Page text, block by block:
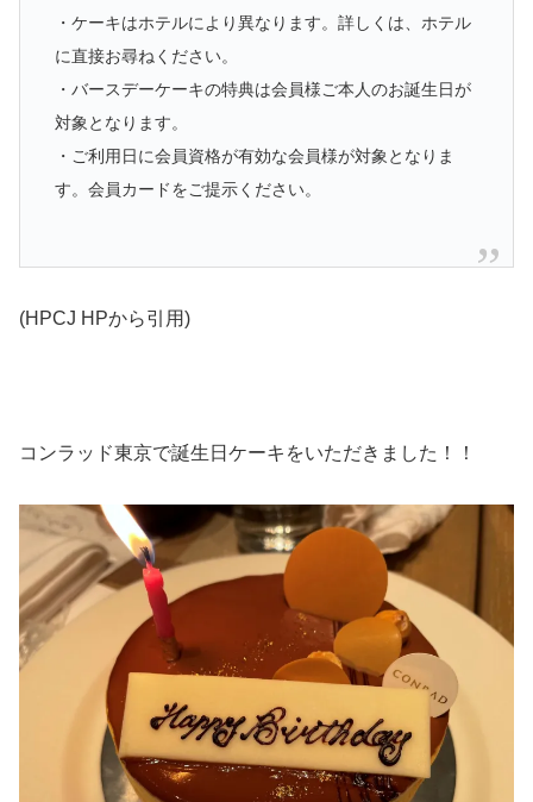
・ケーキはホテルにより異なります。詳しくは、ホテル
に直接お尋ねください。
・バースデーケーキの特典は会員様ご本人のお誕生日が
対象となります。
・ご利用日に会員資格が有効な会員様が対象となりま
す。会員カードをご提示ください。
(HPCJ HPから引用)
コンラッド東京で誕生日ケーキをいただきました！！